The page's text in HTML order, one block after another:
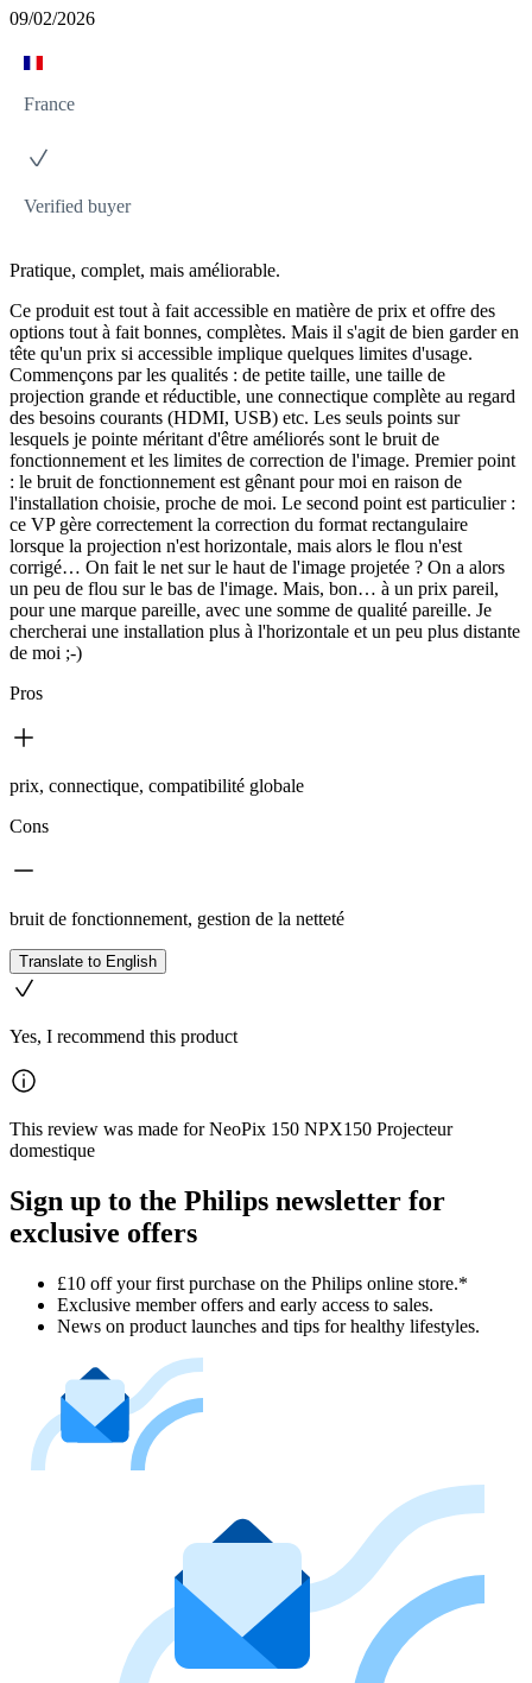
09/02/2026
France
Verified buyer
Pratique, complet, mais améliorable.
Ce produit est tout à fait accessible en matière de prix et offre des
options tout à fait bonnes, complètes. Mais il s'agit de bien garder en
tête qu'un prix si accessible implique quelques limites d'usage.
Commençons par les qualités : de petite taille, une taille de
projection grande et réductible, une connectique complète au regard
des besoins courants (HDMI, USB) etc. Les seuls points sur
lesquels je pointe méritant d'être améliorés sont le bruit de
fonctionnement et les limites de correction de l'image. Premier point
: le bruit de fonctionnement est gênant pour moi en raison de
l'installation choisie, proche de moi. Le second point est particulier :
ce VP gère correctement la correction du format rectangulaire
lorsque la projection n'est horizontale, mais alors le flou n'est
corrigé… On fait le net sur le haut de l'image projetée ? On a alors
un peu de flou sur le bas de l'image. Mais, bon… à un prix pareil,
pour une marque pareille, avec une somme de qualité pareille. Je
chercherai une installation plus à l'horizontale et un peu plus distante
de moi ;-)
Pros
prix, connectique, compatibilité globale
Cons
bruit de fonctionnement, gestion de la netteté
Translate to English
Yes, I recommend this product
This review was made for NeoPix 150 NPX150 Projecteur
domestique
Sign up to the Philips newsletter for
exclusive offers
£10 off your first purchase on the Philips online store.*
Exclusive member offers and early access to sales.
News on product launches and tips for healthy lifestyles.